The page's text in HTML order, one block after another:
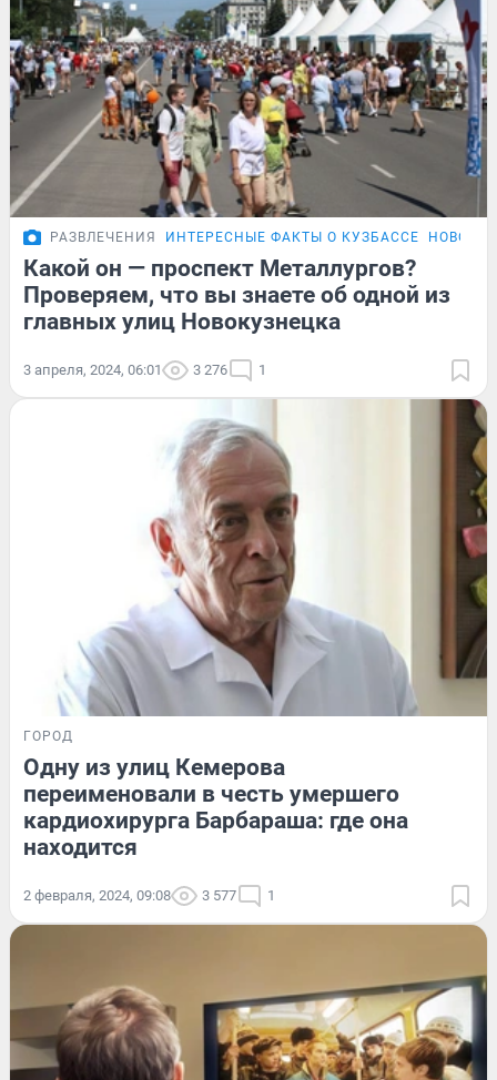
РАЗВЛЕЧЕНИЯ ИНТЕРЕСНЫЕ ФАКТЫ О КУЗБАССЕ
Какой он — проспект Металлургов?
Проверяем, что вы знаете об одной из
главных улиц Новокузнецка
3 апреля, 2024, 06:01 3 276 1
ГОРОД
Одну из улиц Кемерова
переименовали в честь умершего
кардиохирурга Барбараша: где она
находится
2 февраля, 2024, 09:08 3 577 1